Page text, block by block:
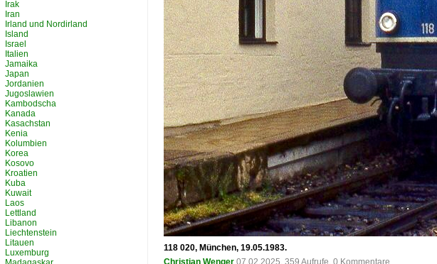
118 020, München, 19.05.1983.
Christian Wenger 07.02.2025, 359 Aufrufe, 0 Kommentare
Irak
Iran
Irland und Nordirland
Island
Israel
Italien
Jamaika
Japan
Jordanien
Jugoslawien
Kambodscha
Kanada
Kasachstan
Kenia
Kolumbien
Korea
Kosovo
Kroatien
Kuba
Kuwait
Laos
Lettland
Libanon
Liechtenstein
Litauen
Luxemburg